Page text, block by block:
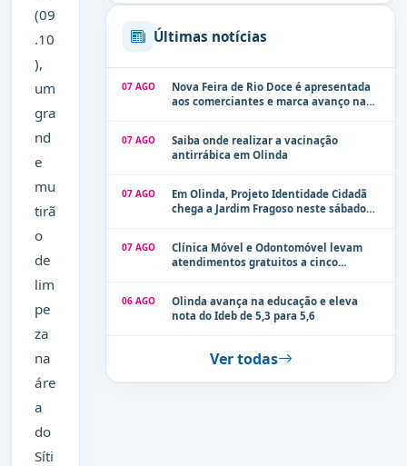
(09
.10
),
um
gra
nd
e
mu
tirã
o
de
lim
pe
za
na
áre
a
do
Síti
Últimas notícias
07 AGO
Nova Feira de Rio Doce é apresentada
aos comerciantes e marca avanço na
07 AGO
Saiba onde realizar a vacinação
antirrábica em Olinda
07 AGO
Em Olinda, Projeto Identidade Cidadã
chega a Jardim Fragoso neste sábado
07 AGO
Clínica Móvel e Odontomóvel levam
atendimentos gratuitos a cinco
06 AGO
Olinda avança na educação e eleva
nota do Ideb de 5,3 para 5,6
Ver todas